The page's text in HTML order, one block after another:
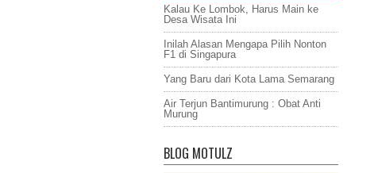
Kalau Ke Lombok, Harus Main ke
Desa Wisata Ini
Inilah Alasan Mengapa Pilih Nonton
F1 di Singapura
Yang Baru dari Kota Lama Semarang
Air Terjun Bantimurung : Obat Anti
Murung
BLOG MOTULZ